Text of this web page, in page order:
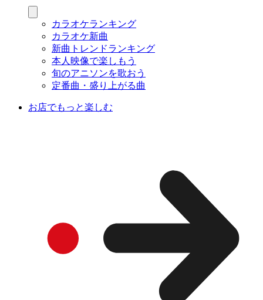
カラオケランキング
カラオケ新曲
新曲トレンドランキング
本人映像で楽しもう
旬のアニソンを歌おう
定番曲・盛り上がる曲
お店でもっと楽しむ